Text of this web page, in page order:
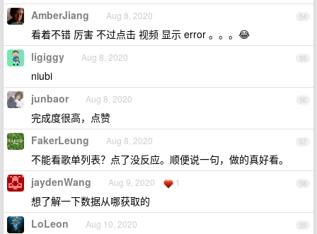
54
AmberJiang Aug 8, 2020
看着不错 厉害 不过点击 视频 显示 error 。。。😂
55
ligiggy Aug 8, 2020
niubi
56
junbaor Aug 8, 2020
完成度很高，点赞
57
FakerLeung Aug 8, 2020
不能看歌单列表？点了没反应。顺便说一句，做的真好看。
58
jaydenWang Aug 9, 2020 1
想了解一下数据从哪获取的
59
LoLeon Aug 10, 2020